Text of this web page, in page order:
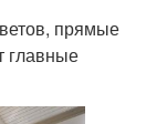
прямые
главные